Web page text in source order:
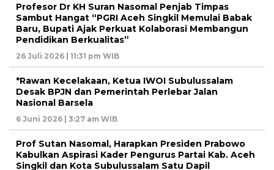
Profesor Dr KH Suran Nasomal Penjab Timpas
Sambut Hangat “PGRI Aceh Singkil Memulai Babak
Baru, Bupati Ajak Perkuat Kolaborasi Membangun
Pendidikan Berkualitas”
26 Juli 2026 | 11:31 pm WIB
*Rawan Kecelakaan, Ketua IWOI Subulussalam
Desak BPJN dan Pemerintah Perlebar Jalan
Nasional Barsela
6 Juni 2026 | 3:27 am WIB
Prof Sutan Nasomal, Harapkan Presiden Prabowo
Kabulkan Aspirasi Kader Pengurus Partai Kab. Aceh
Singkil dan Kota Subulussalam Satu Dapil